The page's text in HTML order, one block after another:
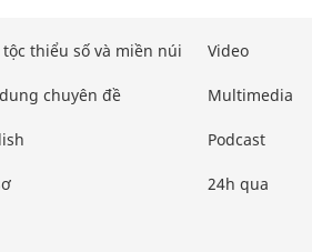
tộc thiểu số và miền núi
chuyên đề
Video
Multimedia
Podcast
24h qua